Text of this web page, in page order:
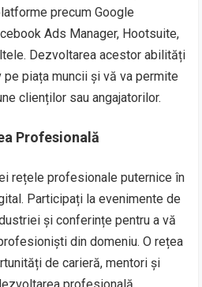
precum Google
Ads Manager, Hootsuite,
Dezvoltarea acestor abilități
piața muncii și vă va permite
clienților sau angajatorilor.
Profesională
rețele profesionale puternice în
Participați la evenimente de
și conferințe pentru a vă
din domeniu. O rețea
de carieră, mentori și